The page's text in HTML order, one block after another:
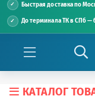
Быстрая доставка по
До терминала ТК в СПб —
КАТАЛОГ